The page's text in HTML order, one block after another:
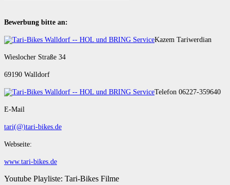
Bewerbung bitte an:
Kazem Tariwerdian
Wieslocher Straße 34
69190 Walldorf
Telefon 06227-359640
E-Mail
tari(@)tari-bikes.de
Webseite:
www.tari-bikes.de
Youtube Playliste: Tari-Bikes Filme